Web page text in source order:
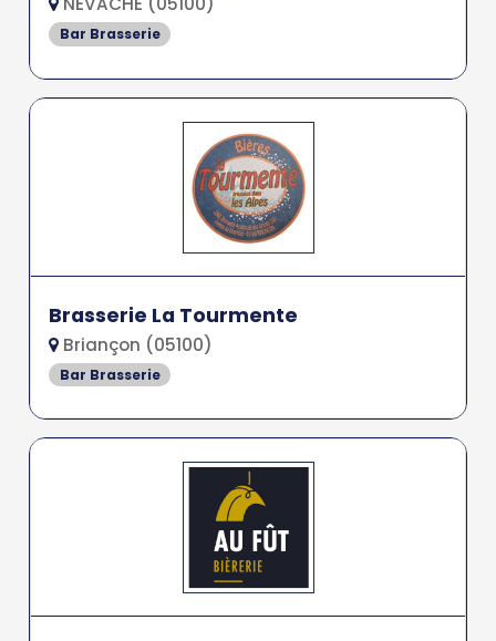
Bar Brasserie
Brasserie La Tourmente
Briançon (05100)
Bar Brasserie